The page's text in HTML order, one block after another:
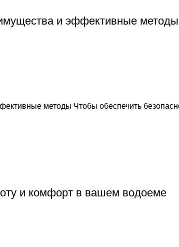
и эффективные методы
методы Чтобы обеспечить
и комфорт в вашем водоеме